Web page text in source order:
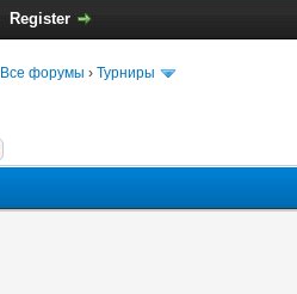
Register
Все форумы › Турниры